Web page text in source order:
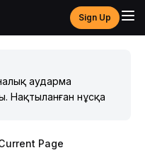
Sign Up
аударма
Нақтыланған нұсқа
Page